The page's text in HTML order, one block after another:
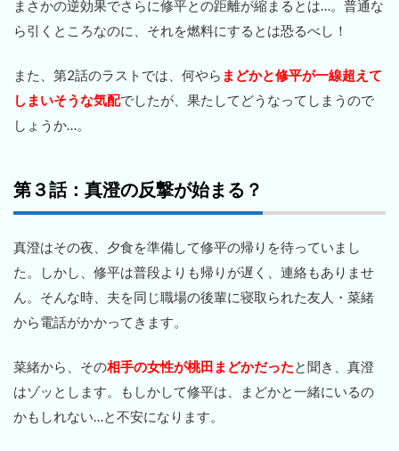
まさかの逆効果でさらに修平との距離が縮まるとは…。普通な
ら引くところなのに、それを燃料にするとは恐るべし！
また、第2話のラストでは、何やら まどかと修平が一線超えて
しまいそうな気配でしたが、果たしてどうなってしまうので
しょうか…。
第３話：真澄の反撃が始まる？
真澄はその夜、夕食を準備して修平の帰りを待っていまし
た。しかし、修平は普段よりも帰りが遅く、連絡もありませ
ん。そんな時、夫を同じ職場の後輩に寝取られた友人・菜緒
から電話がかかってきます。
菜緒から、その相手の女性が桃田まどかだったと聞き、真澄
はゾッとします。もしかして修平は、まどかと一緒にいるの
かもしれない…と不安になります。